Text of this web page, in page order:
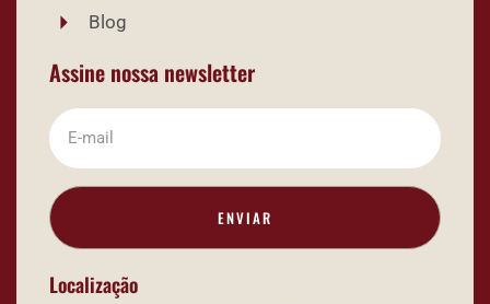
Blog
Assine nossa newsletter
ENVIAR
Localização